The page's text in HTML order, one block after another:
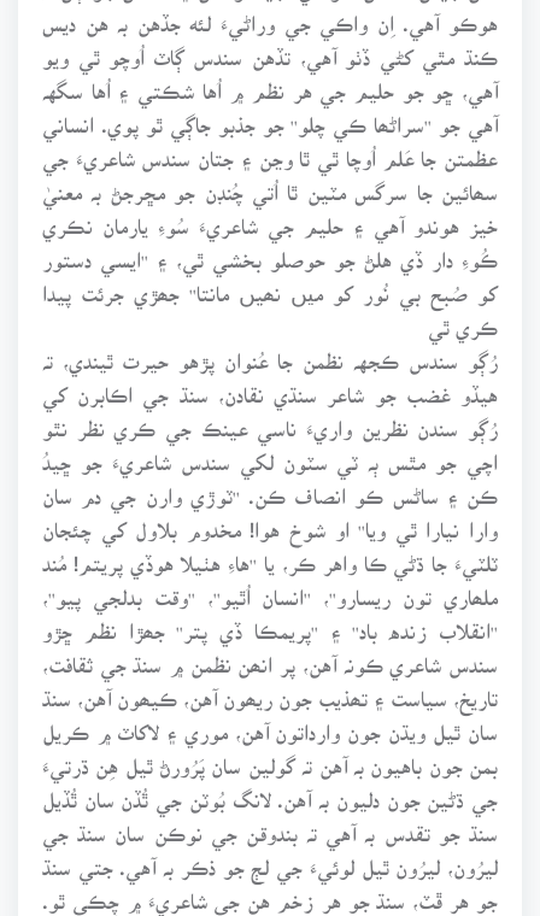
هوڪو آهي. اِن واڪي جي وراڻيءَ لئه جڏهن بہ هن ديس
ڪنڌ مٿي کڻي ڏٺو آهي، تڏهن سندس ڳاٽ اُوچو ٿي ويو
آهي، ڇو جو حليم جي هر نظم ۾ اُها شڪتي ۽ اُها سگهہ
آهي جو ''سراڻھا ڪي چلو'' جو جذبو جاڳي ٿو پوي. انساني
عظمتن جا عَلم اُوچا ٿي ٿا وڃن ۽ جتان سندس شاعريءَ جي
سھائين جا سرگس مٽين ٿا اُتي چُنڊن جو مڇرجڻ بہ معنيٰ
خيز هوندو آهي ۽ حليم جي شاعريءَ سُوءِ يارمان نڪري
ڪُوءِ دار ڏي هلڻ جو حوصلو بخشي ٿي، ۽ ''ايسي دستور
کو صُبح بي نُور کو میں نھيں مانتا'' جھڙي جرئت پيدا
ڪري ٿي
رُڳو سندس ڪجهہ نظمن جا عُنوان پڙهو حيرت ٿيندي، تہ
هيڏو غضب جو شاعر سنڌي نقادن، سنڌ جي اڪابرن کي
رُڳو سندن نظرين واريءَ ناسي عينڪ جي ڪري نظر نٿو
اچي جو مٿس ٻہ ٽي سٽون لکي سندس شاعريءَ جو ڇيدُ
ڪن ۽ ساڻس ڪو انصاف ڪن. ''ٽوڙي وارن جي دم سان
وارا نيارا ٿي ويا'' او شوخ هوا! مخدوم بلاول کي چئجان
ٽلٽيءَ جا ڌڻي ڪا واهر ڪر، يا ''هاءِ هٺيلا هوڏي پريتم! مُند
ملھاري تون ريسارو''، ''انسان اُٿيو''، ''وقت بدلجي پيو''،
''انقلاب زنده باد'' ۽ ''پريمڪا ڏي پتر'' جھڙا نظم ڇڙو
سندس شاعري ڪونہ آهن، پر انھن نظمن ۾ سنڌ جي ثقافت،
تاريخ، سياست ۽ تھذيب جون ريھون آهن، ڪيھون آهن، سنڌ
سان ٿيل ويڌن جون وارداتون آهن، موري ۽ لاکاٽ ۾ ڪريل
بمن جون باهيون بہ آهن تہ گولين سان پَرُورڻ ٿيل هِن ڌرتيءَ
جي ڌڻين جون دليون بہ آهن. لانگ بُوٽن جي ٿُڏن سان ٿُڏيل
سنڌ جو تقدس بہ آهي تہ بندوقن جي نوڪن سان سنڌ جي
ليرُون، ليرُون ٿيل لوئيءَ جي لڄ جو ذڪر بہ آهي. جتي سنڌ
جو هر ڦٽ، سنڌ جو هر زخم هن جي شاعريءَ ۾ چِڪي ٿو.